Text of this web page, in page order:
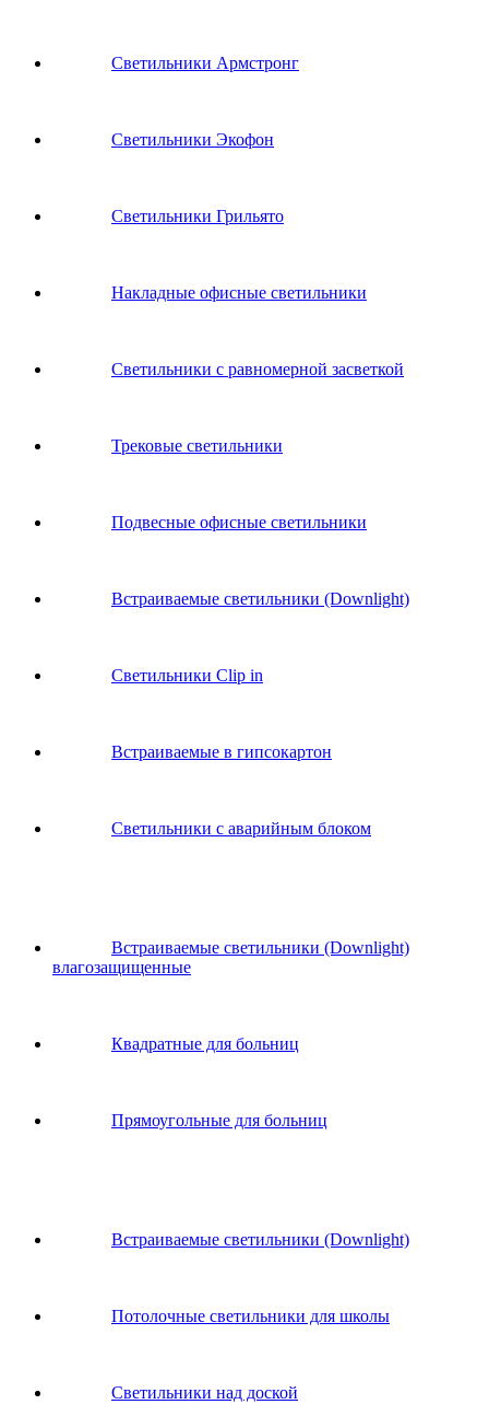
Светильники Армстронг
Светильники Экофон
Светильники Грильято
Накладные офисные светильники
Светильники с равномерной засветкой
Трековые светильники
Подвесные офисные светильники
Встраиваемые светильники (Downlight)
Светильники Clip in
Встраиваемые в гипсокартон
Светильники с аварийным блоком
Встраиваемые светильники (Downlight)
влагозащищенные
Квадратные для больниц
Прямоугольные для больниц
Встраиваемые светильники (Downlight)
Потолочные светильники для школы
Светильники над доской